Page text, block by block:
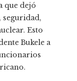
que dejó
seguridad,
Esto
Bukele a